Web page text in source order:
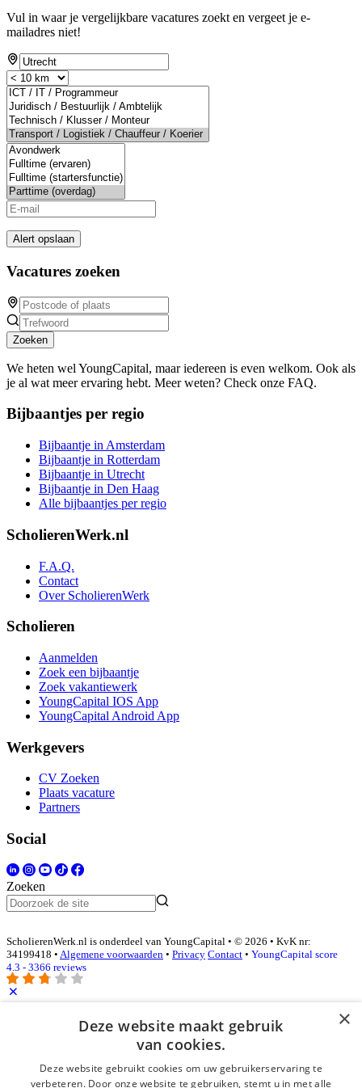
Vul in waar je vergelijkbare vacatures zoekt en vergeet je e-
mailadres niet!
Alert opslaan
Vacatures zoeken
Zoeken
We heten wel YoungCapital, maar iedereen is even welkom. Ook als
je al wat meer ervaring hebt. Meer weten? Check onze FAQ.
Bijbaantjes per regio
Bijbaantje in Amsterdam
Bijbaantje in Rotterdam
Bijbaantje in Utrecht
Bijbaantje in Den Haag
Alle bijbaantjes per regio
ScholierenWerk.nl
F.A.Q.
Contact
Over ScholierenWerk
Scholieren
Aanmelden
Zoek een bijbaantje
Zoek vakantiewerk
YoungCapital IOS App
YoungCapital Android App
Werkgevers
CV Zoeken
Plaats vacature
Partners
Social
Zoeken
ScholierenWerk.nl is onderdeel van YoungCapital • © 2026 • KvK nr:
34199418 • Algemene voorwaarden • Privacy Contact • YoungCapital score
4.3 - 3366 reviews
Inloggen als bedrijf ×
Deze website maakt gebruik
van cookies.
Deze website gebruikt cookies om uw gebruikerservaring te
verbeteren. Door onze website te gebruiken, stemt u in met alle